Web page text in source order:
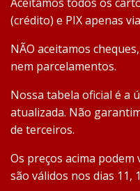
(crédito) e PIX apenas
NÃO aceitamos
nem parcelamentos.
Nossa tabela oficial é a
atualizada. Não
de terceiros.
Os preços acima
são válidos nos dias 11,